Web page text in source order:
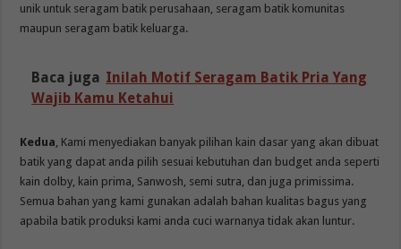
unik untuk seragam batik perusahaan, seragam batik komunitas
maupun seragam batik keluarga.
Baca juga Inilah Motif Seragam Batik Pria Yang
Wajib Kamu Ketahui
Kedua , Kami menyediakan banyak pilihan kain dasar yang akan dibuat
batik yang dapat anda pilih sesuai kebutuhan dan budget anda seperti
kain dolby, kain prima, Sanwosh, semi sutra, dan juga primissima.
Semua bahan yang kami gunakan adalah bahan kualitas bagus yang
apabila batik produksi kami anda cuci warnanya tidak akan luntur.